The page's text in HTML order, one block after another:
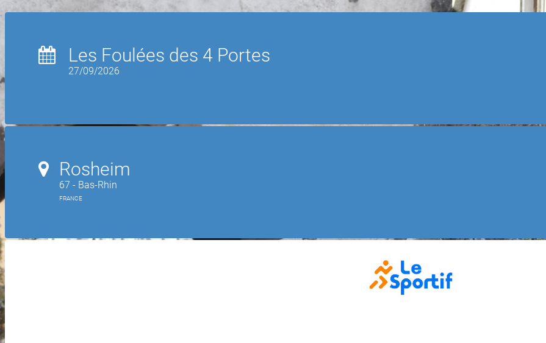
Les Foulées des 4 Portes
27/09/2026
Rosheim
67 - Bas-Rhin
FRANCE